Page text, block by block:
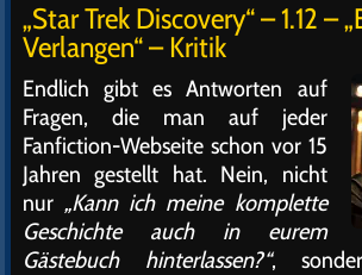
„Star Trek Discovery“ – 1.12 –
Verlangen“ – Kritik
Endlich gibt es Antworten auf
Fragen, die man auf jeder
Fanfiction-Webseite schon vor 15
Jahren gestellt hat. Nein, nicht
nur„Kann ich meine komplette
Geschichte auch in eurem
Gästebuch hinterlassen?“,